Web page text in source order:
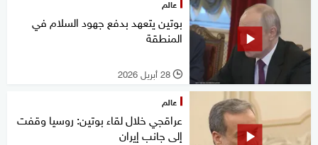
عالم
بوتين يتعهد بدفع جهود السلام في
المنطقة
l 28 أبريل 2026
عالم
عراقجي خلال لقاء بوتين: روسيا وقفت
إلى جانب إيران